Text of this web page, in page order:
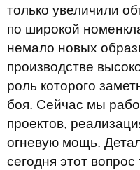
только увеличили
по широкой
немало новых
производстве
роль которого
боя. Сейчас мы
проектов,
огневую мощь.
сегодня этот